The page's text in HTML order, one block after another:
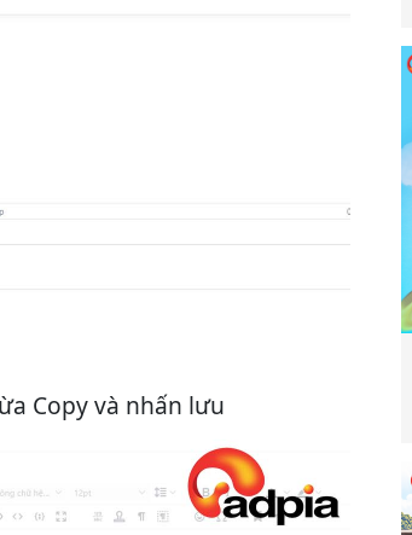
Copy và nhấn lưu